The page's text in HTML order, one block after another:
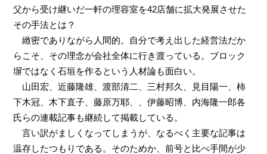
父から受け継いだ一軒の理容室を42店舗に拡大発展させた
その手法とは？
緻密でありながら人間的。自分で考え出した経営法だか
らこそ、その理念が会社全体に行き渡っている。ブロック
塀ではなく石垣を作るという人材論も面白い。
山田宏、近藤隆雄、渡部清二、三村邦久、見目陽一、柿
下木冠、木下直子、藤原万耶、、伊藤昭博、内海隆一郎各
氏らの連載記事も継続して掲載している。
言い訳がましくなってしまうが、なるべく主要な記事は
温存したつもりである。そのためか、前号と比べ手間が少